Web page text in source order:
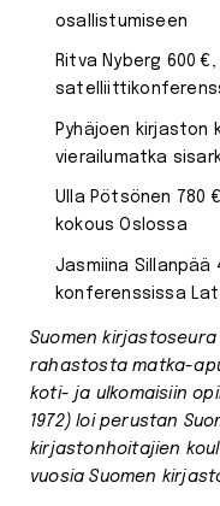
osallistumiseen
Ritva Nyberg 600 €,
Pyhäjoen kirjaston
vierailumatka
Ulla Pötsönen 780
kokous Oslossa
Jasmiina Sillanpää
konferenssissa
Suomen
rahastosta matka-
koti- ja ulkomaisiin
1972) loi perustan
kirjastonhoitajien
vuosia Suomen